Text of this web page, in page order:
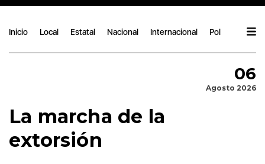
Inicio Local Estatal Nacional Internacional Política
06
Agosto 2026
La marcha de la
extorsión